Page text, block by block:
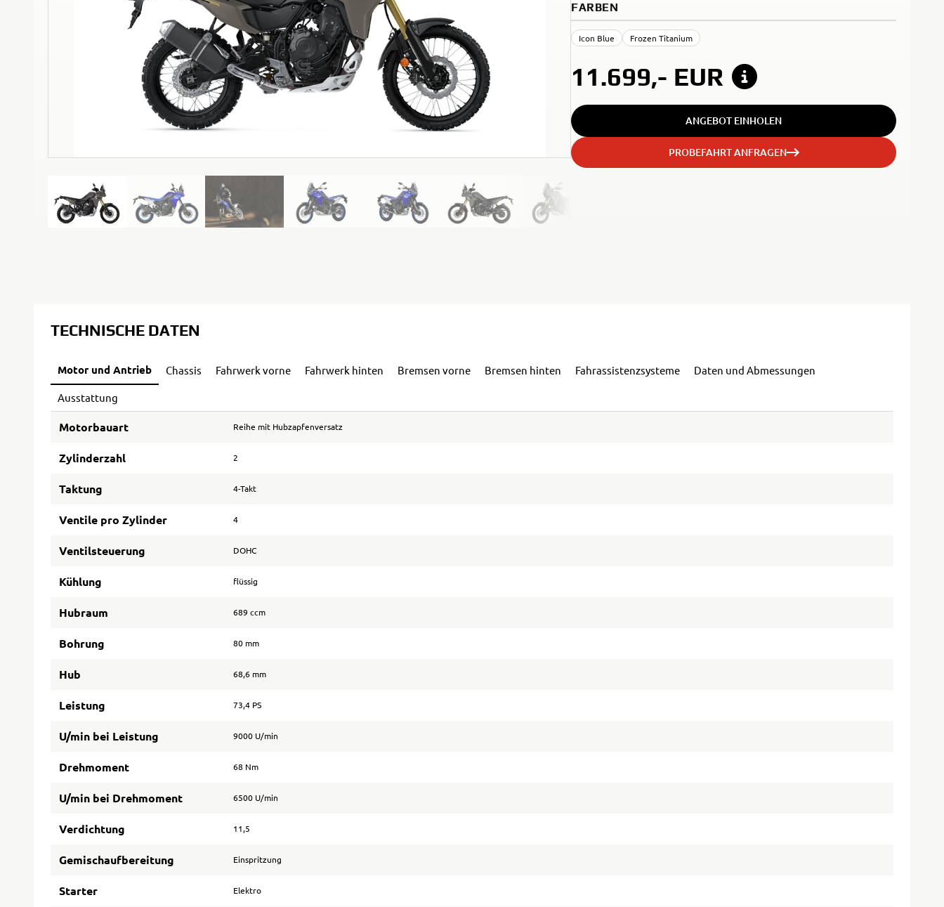
FARBEN
Icon Blue Frozen Titanium
11.699,- EUR
ANGEBOT EINHOLEN
PROBEFAHRT ANFRAGEN
TECHNISCHE DATEN
Motor und Antrieb Chassis Fahrwerk vorne Fahrwerk hinten Bremsen vorne Bremsen hinten Fahrassistenzsysteme Daten und Abmessungen
Ausstattung
Motorbauart Reihe mit Hubzapfenversatz
Zylinderzahl 2
Taktung 4-Takt
Ventile pro Zylinder 4
Ventilsteuerung DOHC
Kühlung flüssig
Hubraum 689 ccm
Bohrung 80 mm
Hub 68,6 mm
Leistung 73,4 PS
U/min bei Leistung 9000 U/min
Drehmoment 68 Nm
U/min bei Drehmoment 6500 U/min
Verdichtung 11,5
Gemischaufbereitung Einspritzung
Starter Elektro